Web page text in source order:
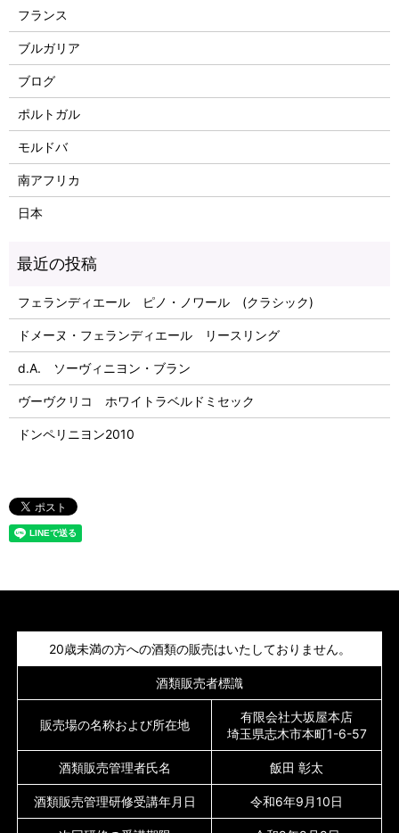
フランス
ブルガリア
ブログ
ポルトガル
モルドバ
南アフリカ
日本
フェランディエール ピノ・ノワール (クラシック)
ドメーヌ・フェランディエール リースリング
d.A. ソーヴィニヨン・ブラン
ヴーヴクリコ ホワイトラベルドミセック
ドンペリニヨン2010
20歳未満の方への酒類の販売はいたしておりません。
酒類販売者標識
販売場の名称および所在地
有限会社大坂屋本店
埼玉県志木市本町1-6-57
酒類販売管理者氏名 飯田 彰太
酒類販売管理研修受講年月日 令和6年9月10日